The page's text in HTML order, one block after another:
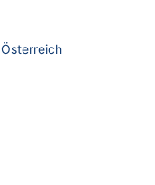
Österreich